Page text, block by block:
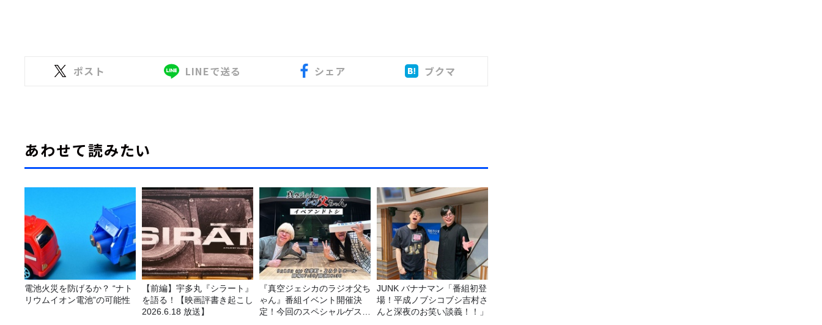
ポスト LINEで送る シェア ブクマ
あわせて読みたい
電池火災を防げるか？ “ナト
リウムイオン電池”の可能性
【前編】宇多丸『シラート』
を語る！【映画評書き起こし
2026.6.18 放送】
『真空ジェシカのラジオ父ち
ゃん』番組イベント開催決
定！今回のスペシャルゲスト
JUNK バナナマン「番組初登
場！平成ノブシコブシ吉村さ
んと深夜のお笑い談義！！」